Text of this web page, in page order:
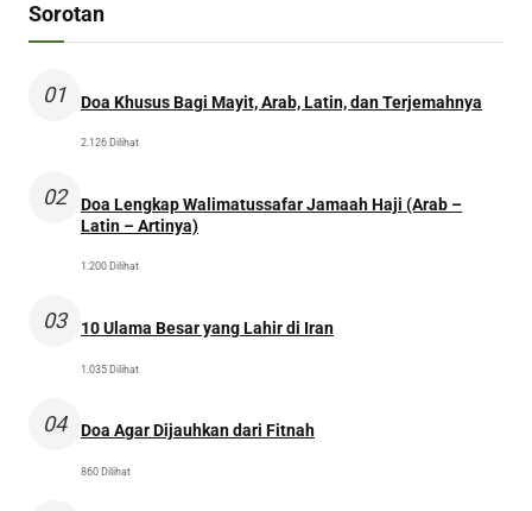
Sorotan
01 Doa Khusus Bagi Mayit, Arab, Latin, dan Terjemahnya
2.126 Dilihat
02
Doa Lengkap Walimatussafar Jamaah Haji (Arab –
Latin – Artinya)
1.200 Dilihat
03 10 Ulama Besar yang Lahir di Iran
1.035 Dilihat
04 Doa Agar Dijauhkan dari Fitnah
860 Dilihat